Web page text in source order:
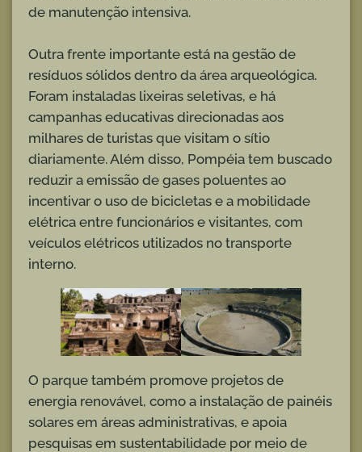
de manutenção intensiva.
Outra frente importante está na gestão de
resíduos sólidos dentro da área arqueológica.
Foram instaladas lixeiras seletivas, e há
campanhas educativas direcionadas aos
milhares de turistas que visitam o sítio
diariamente. Além disso, Pompéia tem buscado
reduzir a emissão de gases poluentes ao
incentivar o uso de bicicletas e a mobilidade
elétrica entre funcionários e visitantes, com
veículos elétricos utilizados no transporte
interno.
O parque também promove projetos de
energia renovável, como a instalação de painéis
solares em áreas administrativas, e apoia
pesquisas em sustentabilidade por meio de